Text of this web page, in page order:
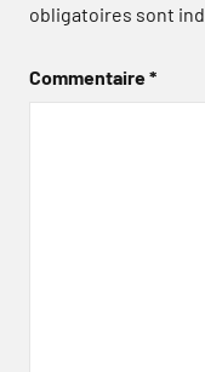
obligatoires sont
Commentaire*